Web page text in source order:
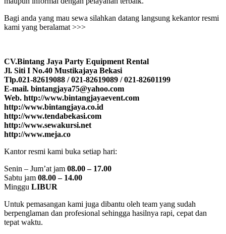
Bagi anda yang mau sewa silahkan datang langsung kekantor resmi
kami yang beralamat >>>
CV.Bintang Jaya Party Equipment Rental
Jl. Siti I No.40 Mustikajaya Bekasi
Tlp.021-82619088 / 021-82619089 / 021-82601199
E-mail. bintangjaya75@yahoo.com
Web. http://www.bintangjayaevent.com
http://www.bintangjaya.co.id
http://www.tendabekasi.com
http://www.sewakursi.net
http://www.meja.co
Kantor resmi kami buka setiap hari:
Senin – Jum’at jam 08.00 – 17.00
Sabtu jam 08.00 – 14.00
Minggu LIBUR
Untuk pemasangan kami juga dibantu oleh team yang sudah
berpenglaman dan profesional sehingga hasilnya rapi, cepat dan
tepat waktu.